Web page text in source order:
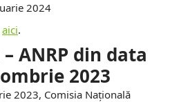
2024
aici.
ANRP din data
2023
2023, Comisia Națională